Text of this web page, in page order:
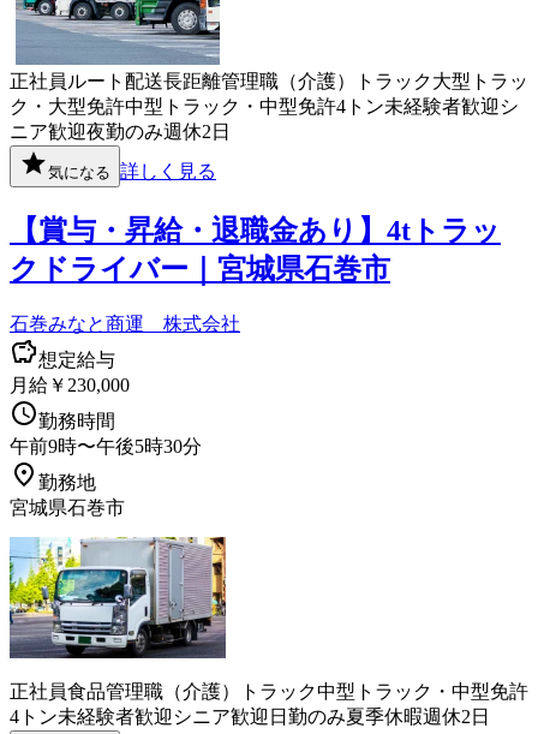
正社員 ルート配送長距離管理職（介護） トラック大型トラッ
ク・大型免許中型トラック・中型免許4トン未経験者歓迎 シ
ニア歓迎夜勤のみ週休2日
気になる 詳しく見る
【賞与・昇給・退職金あり】4tトラッ
クドライバー｜宮城県石巻市
石巻みなと商運 株式会社
想定給与
月給￥230,000
勤務時間
午前9時〜午後5時30分
勤務地
宮城県石巻市
正社員食品管理職（介護） トラック中型トラック・中型免許
4トン未経験者歓迎 シニア歓迎 日勤のみ夏季休暇週休2日